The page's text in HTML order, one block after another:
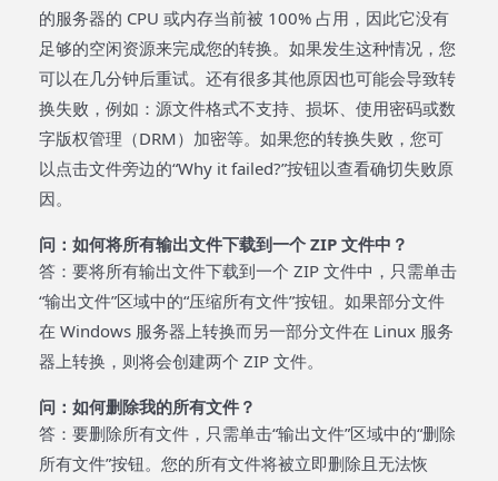
的服务器的 CPU 或内存当前被 100% 占用，因此它没有
足够的空闲资源来完成您的转换。如果发生这种情况，您
可以在几分钟后重试。还有很多其他原因也可能会导致转
换失败，例如：源文件格式不支持、损坏、使用密码或数
字版权管理（DRM）加密等。如果您的转换失败，您可
以点击文件旁边的“Why it failed?”按钮以查看确切失败原
因。
问：如何将所有输出文件下载到一个 ZIP 文件中？
答：要将所有输出文件下载到一个 ZIP 文件中，只需单击
“输出文件”区域中的“压缩所有文件”按钮。如果部分文件
在 Windows 服务器上转换而另一部分文件在 Linux 服务
器上转换，则将会创建两个 ZIP 文件。
问：如何删除我的所有文件？
答：要删除所有文件，只需单击“输出文件”区域中的“删除
所有文件”按钮。您的所有文件将被立即删除且无法恢